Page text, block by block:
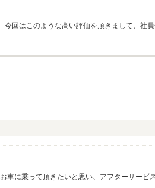
に乗って頂きたいと思い、アフターサービ